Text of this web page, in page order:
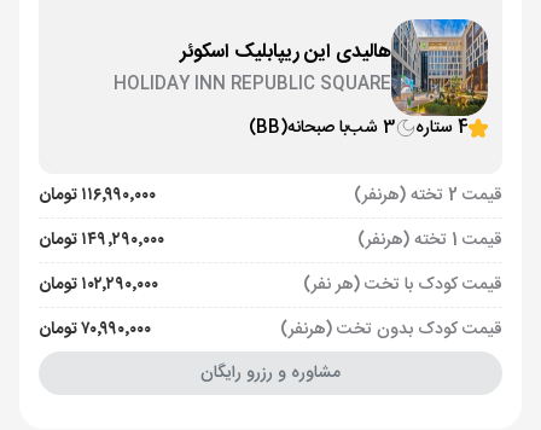
هالیدی این ریپابلیک اسکوئر
HOLIDAY INN REPUBLIC SQUARE
4 ستاره
3 شب با صبحانه(BB)
قیمت 2 تخته (هرنفر)
۱۱۶٬۹۹۰٬۰۰۰ تومان
قیمت 1 تخته (هرنفر)
۱۴۹٬۲۹۰٬۰۰۰ تومان
قیمت کودک با تخت (هر نفر)
۱۰۲٬۲۹۰٬۰۰۰ تومان
قیمت کودک بدون تخت (هرنفر)
۷۰٬۹۹۰٬۰۰۰ تومان
مشاوره و رزرو رایگان